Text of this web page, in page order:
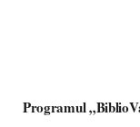
Programul